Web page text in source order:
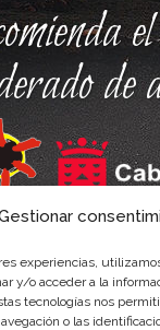
experiencias,
y/o acceder a la
tecnologías nos
o las
de